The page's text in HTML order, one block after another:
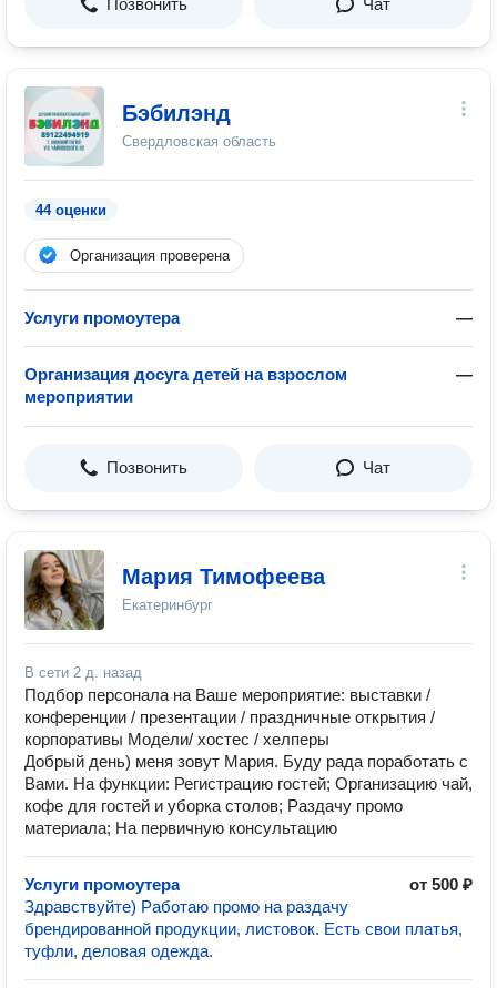
Позвонить Чат
Бэбилэнд
Свердловская область
44 оценки
Организация проверена
Услуги промоутера —
Организация досуга детей на взрослом
мероприятии
—
Позвонить Чат
Мария Тимофеева
Екатеринбург
В сети 2 д. назад
Подбор персонала на Ваше мероприятие: выставки /
конференции / презентации / праздничные открытия /
корпоративы Модели/ хостес / хелперы
Добрый день) меня зовут Мария. Буду рада поработать с
Вами. На функции: Регистрацию гостей; Организацию чай,
кофе для гостей и уборка столов; Раздачу промо
материала; На первичную консультацию
Услуги промоутера
от 500 ₽
Здравствуйте) Работаю промо на раздачу
брендированной продукции, листовок. Есть свои платья,
туфли, деловая одежда.